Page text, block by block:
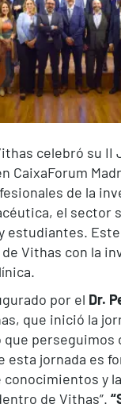
celebró su II
CaixaForum
de la
el sector
estudiantes.
Vithas con la
por el Dr.
que inició la
que perseguimos
esta jornada es
y
de Vithas”.